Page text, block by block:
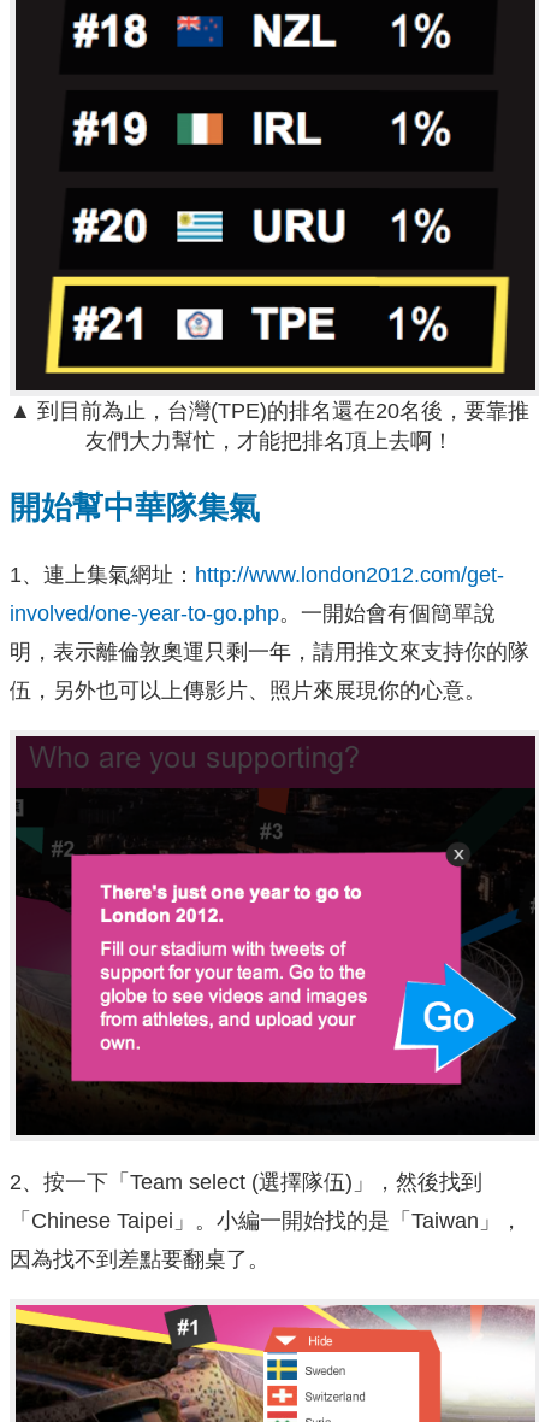
▲ 到目前為止，台灣(TPE)的排名還在20名後，要靠推
友們大力幫忙，才能把排名頂上去啊！
開始幫中華隊集氣
1、連上集氣網址： http://www.london2012.com/get-
involved/one-year-to-go.php。一開始會有個簡單說
明，表示離倫敦奧運只剩一年，請用推文來支持你的隊
伍，另外也可以上傳影片、照片來展現你的心意。
2、按一下「Team select (選擇隊伍)」，然後找到
「Chinese Taipei」。小編一開始找的是「Taiwan」，
因為找不到差點要翻桌了。